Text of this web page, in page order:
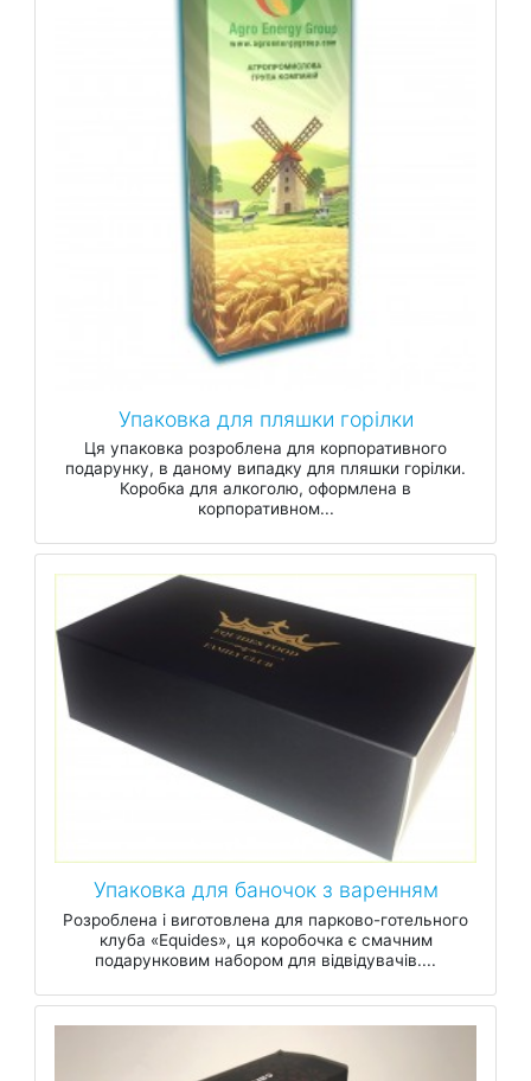
Упаковка для пляшки горілки
Ця упаковка розроблена для корпоративного
подарунку, в даному випадку для пляшки горілки.
Коробка для алкоголю, оформлена в
корпоративном...
Упаковка для баночок з варенням
Розроблена і виготовлена для парково-готельного
клуба «Equides», ця коробочка є смачним
подарунковим набором для відвідувачів....